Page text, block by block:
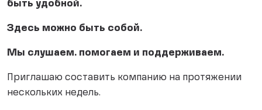
быть удобной.
Здесь можно быть собой.
Мы слушаем. помогаем и поддерживаем.
Приглашаю составить компанию на протяжении
нескольких недель.